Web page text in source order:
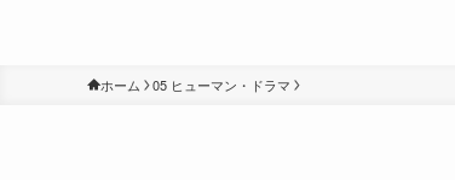
ホーム 05 ヒューマン・ドラマ